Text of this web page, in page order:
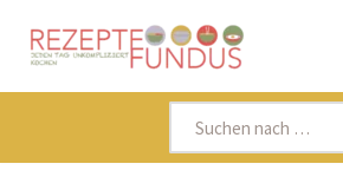
Zum
Inhalt